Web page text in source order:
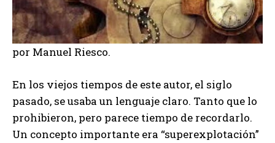
por Manuel Riesco.
En los viejos tiempos de este autor, el siglo
pasado, se usaba un lenguaje claro. Tanto que lo
prohibieron, pero parece tiempo de recordarlo.
Un concepto importante era “superexplotación”